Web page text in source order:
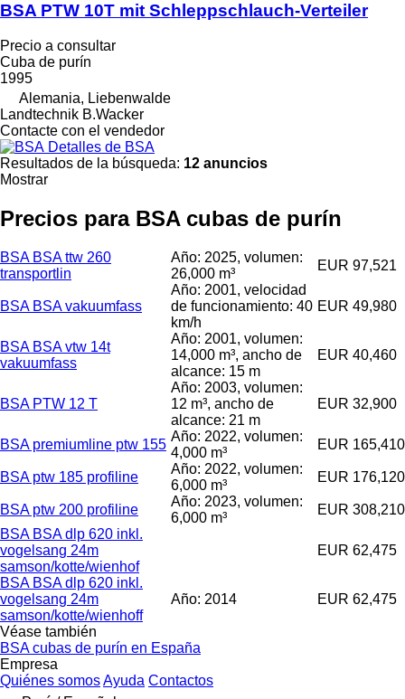
BSA PTW 10T mit Schleppschlauch-Verteiler
Precio a consultar
Cuba de purín
1995
Alemania, Liebenwalde
Landtechnik B.Wacker
Contacte con el vendedor
Detalles de BSA
Resultados de la búsqueda: 12 anuncios
Mostrar
Precios para BSA cubas de purín
BSA BSA ttw 260
transportlin
Año: 2025, volumen:
26,000 m³
EUR 97,521
BSA BSA vakuumfass
Año: 2001, velocidad
de funcionamiento: 40
km/h
EUR 49,980
BSA BSA vtw 14t
vakuumfass
Año: 2001, volumen:
14,000 m³, ancho de
alcance: 15 m
EUR 40,460
BSA PTW 12 T
Año: 2003, volumen:
12 m³, ancho de
alcance: 21 m
EUR 32,900
BSA premiumline ptw 155
Año: 2022, volumen:
4,000 m³
EUR 165,410
BSA ptw 185 profiline
Año: 2022, volumen:
6,000 m³
EUR 176,120
BSA ptw 200 profiline
Año: 2023, volumen:
6,000 m³
EUR 308,210
BSA BSA dlp 620 inkl.
vogelsang 24m
samson/kotte/wienhof
EUR 62,475
BSA BSA dlp 620 inkl.
vogelsang 24m
samson/kotte/wienhoff
Año: 2014 EUR 62,475
Véase también
BSA cubas de purín en España
Empresa
Quiénes somosAyuda Contactos